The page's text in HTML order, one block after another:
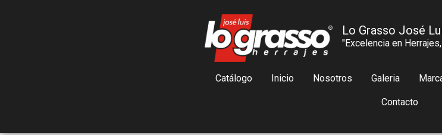
Lo Grasso José
"Excelencia en
Catálogo Inicio Nosotros Galeria
Contacto